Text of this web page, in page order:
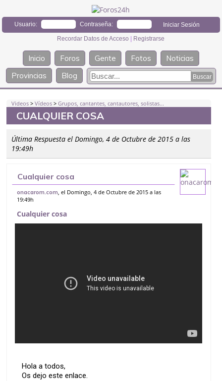
Usuario: Contraseña:
Recordar Datos de Acceso Registrarse
Inicio Foros Gente Fotos
Noticias
Provincias
Blog
Videos >Vídeos >Grupos, cantantes, cantautores, solistas...
CUALQUIER COSA
Última Respuesta el Domingo, 4 de Octubre de 2015 a las
19:49h
Cualquier cosa
onacarom.com, el Domingo, 4 de Octubre de 2015 a las
19:49h
Cualquier cosa
Hola a todos,
Os dejo este enlace.